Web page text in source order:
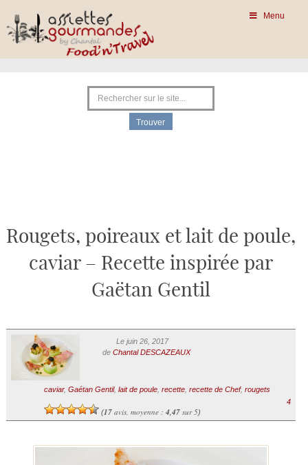
Menu
Rougets, poireaux et lait de poule,
caviar – Recette inspirée par
Gaëtan Gentil
Le juin 26, 2017
de Chantal DESCAZEAUX
caviar, Gaétan Gentil, lait de poule, recette, recette de Chef, rougets
(17avis, moyenne : 4,47sur 5)
4